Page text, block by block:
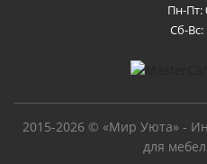
Пн-Пт:
Сб-Вс:
2015-2026 © «Мир Уюта» -
для